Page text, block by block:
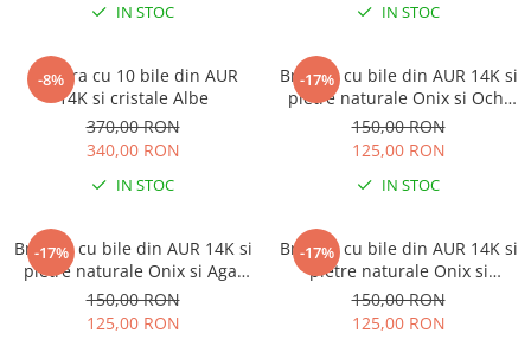
IN STOC IN STOC
-8%
Bratara cu 10 bile din AUR
14K si cristale Albe
370,00 RON
340,00 RON
IN STOC
-17%
Bratara cu bile din AUR 14K si
pietre naturale Onix si Ochi
de Tigru
150,00 RON
125,00 RON
IN STOC
-17%
Bratara cu bile din AUR 14K si
pietre naturale Onix si Agat
Indian
150,00 RON
125,00 RON
-17%
Bratara cu bile din AUR 14K si
pietre naturale Onix si
Labradorit
150,00 RON
125,00 RON